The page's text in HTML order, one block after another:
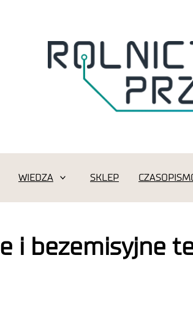
WIEDZA SKLEP
i bezemisyjne